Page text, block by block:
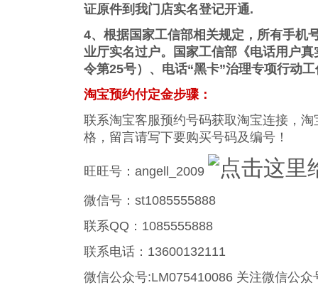
证原件到我门店实名登记开通.
4、根据国家工信部相关规定，所有手机
业厅实名过户。国家工信部《电话用户
令第25号）、电话“黑卡”治理专项行动
淘宝预约付定金步骤：
联系淘宝客服预约号码获取淘宝连接，
格，留言请写下要购买号码及编号！
旺旺号：angell_2009
微信号：st1085555888
联系QQ：1085555888
联系电话：13600132111
微信公众号:LM075410086 关注微信公